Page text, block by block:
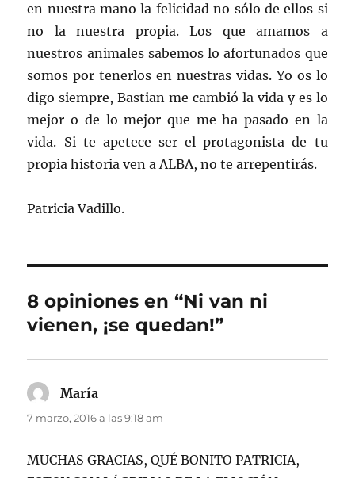
en nuestra mano la felicidad no sólo de ellos si
no la nuestra propia. Los que amamos a
nuestros animales sabemos lo afortunados que
somos por tenerlos en nuestras vidas. Yo os lo
digo siempre, Bastian me cambió la vida y es lo
mejor o de lo mejor que me ha pasado en la
vida. Si te apetece ser el protagonista de tu
propia historia ven a ALBA, no te arrepentirás.
Patricia Vadillo.
8 opiniones en “Ni van ni
vienen, ¡se quedan!”
María
7 marzo, 2016 a las 9:18 am
MUCHAS GRACIAS, QUÉ BONITO PATRICIA,